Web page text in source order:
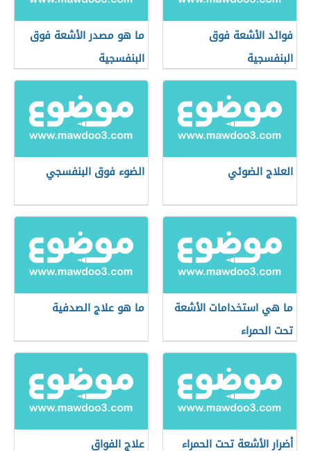
فوائد الأشعة فوق
البنفسجية
ما هو مصدر الأشعة فوق
البنفسجية
العلاج الضوئي الضوء فوق البنفسجي
ما هي استخدامات الأشعة
تحت الحمراء
ما هو علاج الصدفية
أضرار الأشعة تحت الحمراء علاج الفواق